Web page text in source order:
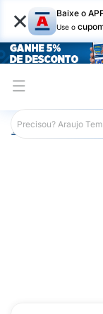
× Baixe o
Use o
Araujo Pet